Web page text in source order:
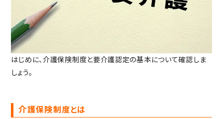
はじめに、介護保険制度と要介護認定の基本について確認しま
しょう。
介護保険制度とは